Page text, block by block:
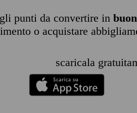
punti da convertire in
o acquistare
scaricala